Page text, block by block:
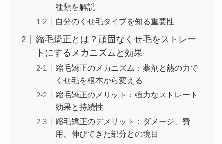
種類を解説
自分のくせ毛タイプを知る重要性
縮毛矯正とは？頑固なくせ毛をストレー
トにするメカニズムと効果
縮毛矯正のメカニズム：薬剤と熱の力で
くせ毛を根本から変える
縮毛矯正のメリット：強力なストレート
効果と持続性
縮毛矯正のデメリット：ダメージ、費
用、伸びてきた部分との境目